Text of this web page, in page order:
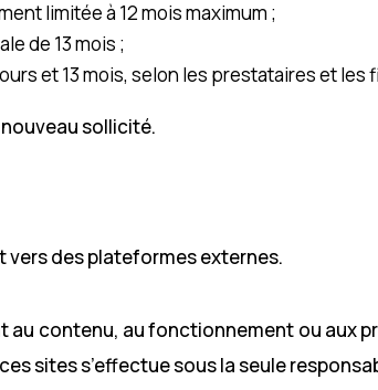
limitée à 12 mois maximum ;
de 13 mois ;
et 13 mois, selon les prestataires et les
sollicité.
des plateformes externes.
contenu, au fonctionnement ou aux
sites s’effectue sous la seule